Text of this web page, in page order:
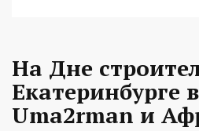
На Дне
Екатеринбурге
Uma2rman и